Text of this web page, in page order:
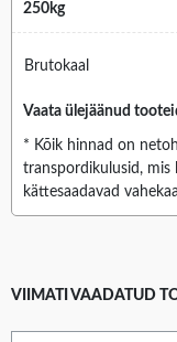
250kg
Brutokaal
Vaata ülejäänud
* Kõik hinnad on
transpordikulusid, mis
kättesaadavad
VIIMATI VAADATUD